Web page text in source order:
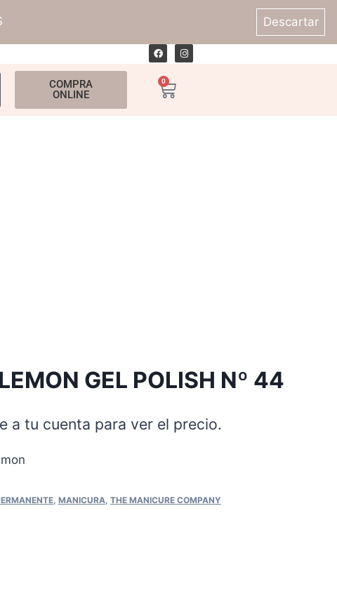
Descartar
COMPRA
ONLINE
0
GEL POLISH Nº 44
a tu cuenta para ver el precio.
, MANICURA, THE MANICURE COMPANY